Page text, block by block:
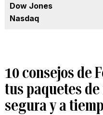
Dow Jones
Nasdaq
10 consejos de
tus paquetes
segura y a